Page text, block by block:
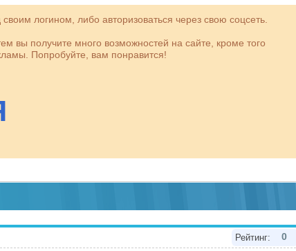
своим логином, либо авторизоваться через свою соцсеть.
вы получите много возможностей на сайте, кроме того
Попробуйте, вам понравится!
Рейтинг: 0